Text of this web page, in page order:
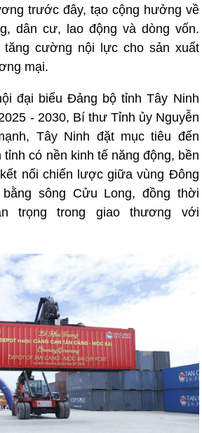
trước đây, tạo cộng hưởng về
dân cư, lao động và dòng vốn.
tăng cường nội lực cho sản xuất
mại.
đại biểu Đảng bộ tỉnh Tây Ninh
- 2030, Bí thư Tỉnh ủy Nguyễn
Tây Ninh đặt mục tiêu đến
có nền kinh tế năng động, bền
nối chiến lược giữa vùng Đông
sông Cửu Long, đồng thời
trọng trong giao thương với